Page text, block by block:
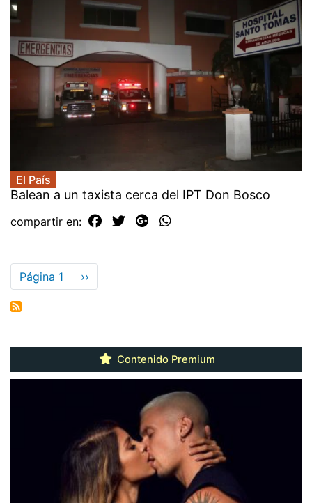
El País
Balean a un taxista cerca del IPT Don Bosco
compartir en:
Paginación
Página 1
Siguiente
página
››
Contenido Premium